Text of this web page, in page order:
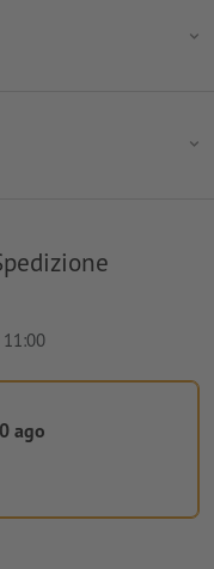
ago